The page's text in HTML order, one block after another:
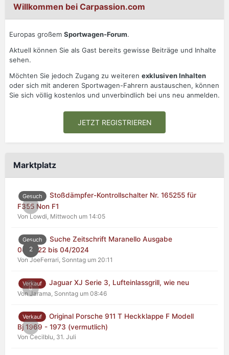
Willkommen bei Carpassion.com
Europas großem Sportwagen-Forum.
Aktuell können Sie als Gast bereits gewisse Beiträge und Inhalte
sehen.
Möchten Sie jedoch Zugang zu weiteren exklusiven Inhalten
oder sich mit anderen Sportwagen-Fahrern austauschen, können
Sie sich völlig kostenlos und unverbindlich bei uns neu anmelden.
JETZT REGISTRIEREN
Marktplatz
0
Gesuch
Stoßdämpfer-Kontrollschalter Nr. 165255 für
F355 Non F1
Von Lowdi, Mittwoch um 14:05
2
Gesuch
Suche Zeitschrift Maranello Ausgabe
04/2022 bis 04/2024
Von JoeFerrari, Sonntag um 20:11
0
Verkauf Jaguar XJ Serie 3, Lufteinlassgrill, wie neu
Von Jarama, Sonntag um 08:46
0
Verkauf
Original Porsche 911 T Heckklappe F Modell
Bj 1969 - 1973 (vermutlich)
Von Cecilblu, 31. Juli